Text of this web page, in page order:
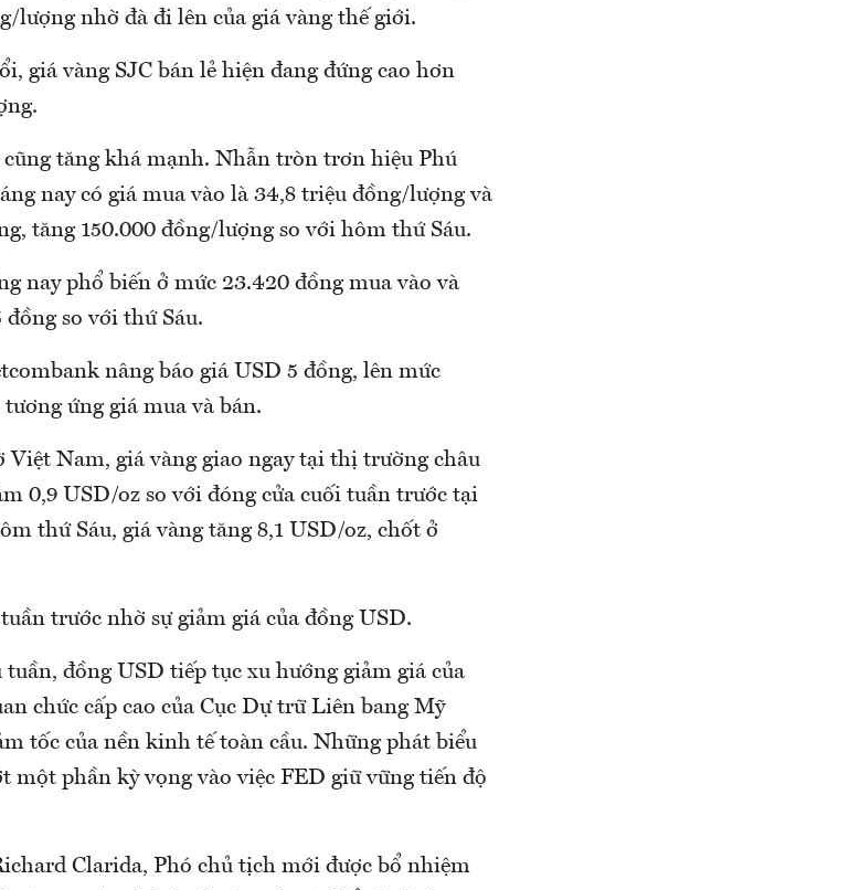
lượng nhờ đà đi lên của giá vàng thế giới.
giá vàng SJC bán lẻ hiện đang đứng cao hơn
cũng tăng khá mạnh. Nhẫn tròn trơn hiệu Phú
nay có giá mua vào là 34,8 triệu đồng/lượng và
tăng 150.000 đồng/lượng so với hôm thứ Sáu.
nay phổ biến ở mức 23.420 đồng mua vào và
so với thứ Sáu.
nâng báo giá USD 5 đồng, lên mức
ứng giá mua và bán.
Việt Nam, giá vàng giao ngay tại thị trường châu
0,9 USD/oz so với đóng cửa cuối tuần trước tại
thứ Sáu, giá vàng tăng 8,1 USD/oz, chốt ở
trước nhờ sự giảm giá của đồng USD.
tuần, đồng USD tiếp tục xu hướng giảm giá của
chức cấp cao của Cục Dự trữ Liên bang Mỹ
tốc của nền kinh tế toàn cầu. Những phát biểu
một phần kỳ vọng vào việc FED giữ vững tiến độ
Clarida, Phó chủ tịch mới được bổ nhiệm